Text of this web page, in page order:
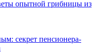
опытной грибницы из
секрет пенсионера-